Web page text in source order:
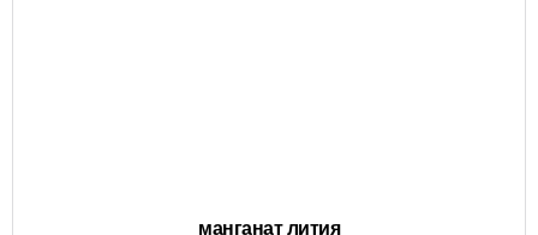
манганат лития